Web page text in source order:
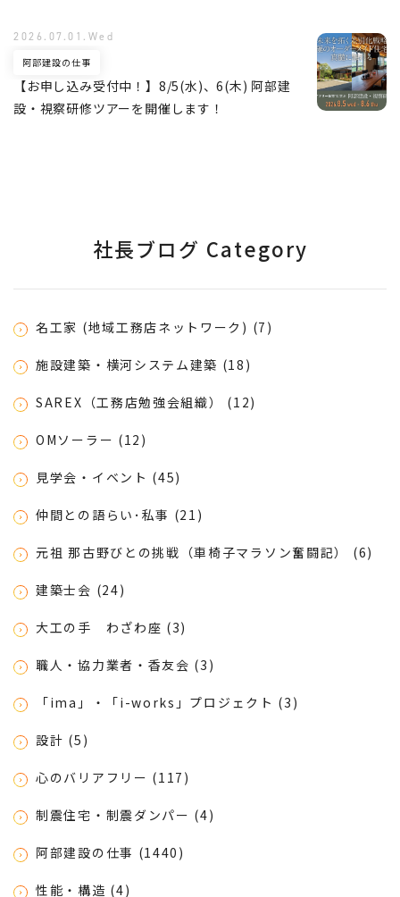
【お申し込み受付中！】8/5(水)、6(木) 阿部建
設・視察研修ツアーを開催します！
阿部建設の仕事
2026.07.01.Wed
社長ブログ Category
名工家 (地域工務店ネットワーク) (7)
施設建築・横河システム建築 (18)
SAREX（工務店勉強会組織） (12)
OMソーラー (12)
見学会・イベント (45)
仲間との語らい･私事 (21)
元祖 那古野びとの挑戦（車椅子マラソン奮闘記） (6)
建築士会 (24)
大工の手 わざわ座 (3)
職人・協力業者・香友会 (3)
「ima」・「i-works」プロジェクト (3)
設計 (5)
心のバリアフリー (117)
制震住宅・制震ダンパー (4)
阿部建設の仕事 (1440)
性能・構造 (4)